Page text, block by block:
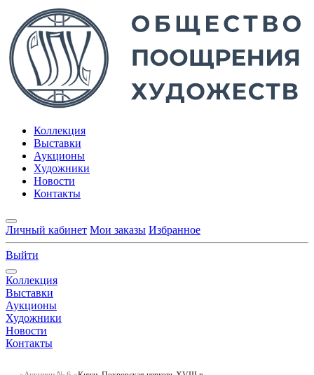
Коллекция
Выставки
Аукционы
Художники
Новости
Контакты
Личный кабинет Мои заказы Избранное
Выйти
Коллекция
Выставки
Аукционы
Художники
Новости
Контакты